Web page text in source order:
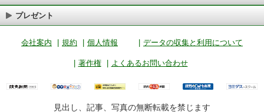
プレゼント
会社案内 規約 個人情報 データの収集と利用について
著作権 よくあるお問い合わせ
見出し、記事、写真の無断転載を禁じます